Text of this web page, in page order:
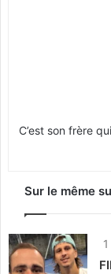
C’est son frère
Sur le même